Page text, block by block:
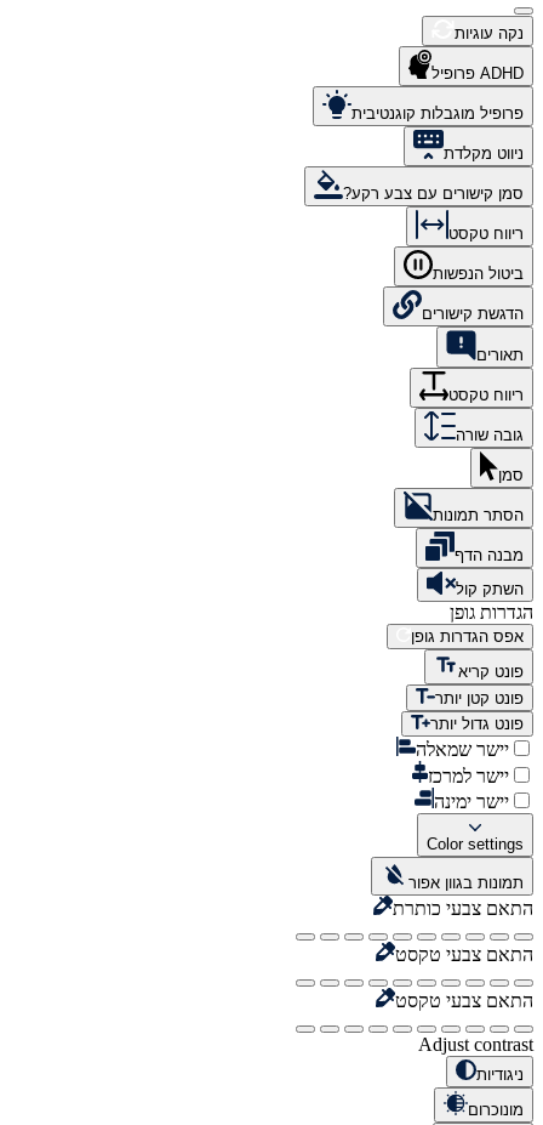
נקה עוגיות
ADHD פרופיל
פרופיל מוגבלות קוגנטיבית
ניווט מקלדת
סמן קישורים עם צבע רקע?
ריווח טקסט
ביטול הנפשות
הדגשת קישורים
תאורים
ריווח טקסט
גובה שורה
סמן
הסתר תמונות
מבנה הדף
השתק קול
הגדרות גופן
אפס הגדרות גופן
פונט קריא
פונט קטן יותר
פונט גדול יותר
יישר שמאלה
יישר למרכז
יישר ימינה
Color settings
תמונות בגוון אפור
התאם צבעי כותרת
התאם צבעי טקסט
התאם צבעי טקסט
Adjust contrast
ניגודיות
מונוכרום